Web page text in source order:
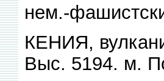
нем.-
КЕНИЯ,
Выс. 5194. м.